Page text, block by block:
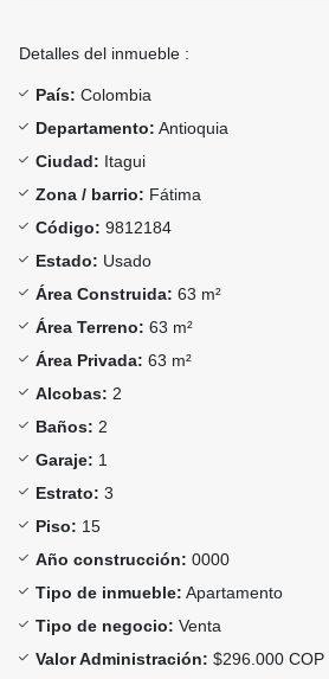
Detalles del inmueble :
País: Colombia
Departamento: Antioquia
Ciudad: Itagui
Zona / barrio: Fátima
Código: 9812184
Estado: Usado
Área Construida: 63 m²
Área Terreno: 63 m²
Área Privada: 63 m²
Alcobas: 2
Baños: 2
Garaje: 1
Estrato: 3
Piso: 15
Año construcción: 0000
Tipo de inmueble: Apartamento
Tipo de negocio: Venta
Valor Administración: $296.000 COP